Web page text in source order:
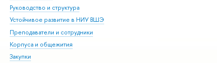
Руководство и структура
Устойчивое развитие в НИУ ВШЭ
Преподаватели и сотрудники
Корпуса и общежития
Закупки